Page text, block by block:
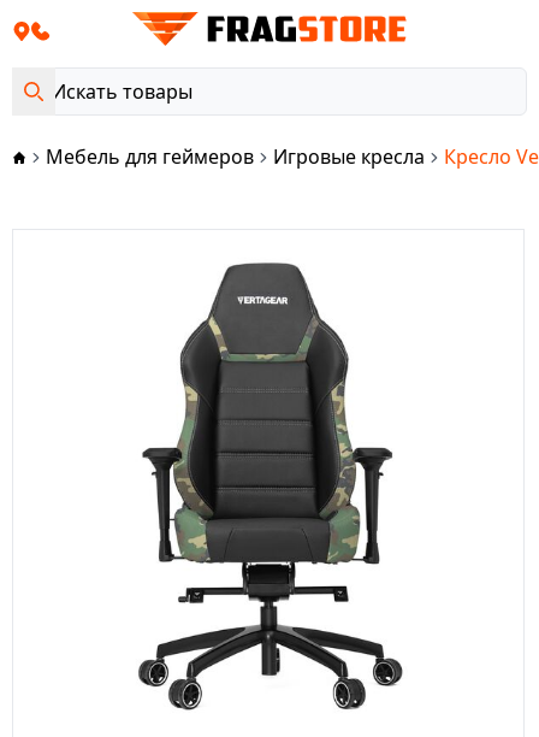
Мебель для геймеров Игровые кресла Кресло